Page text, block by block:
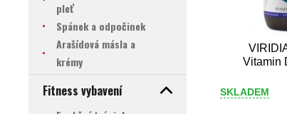
pleť
Spánek a odpočinek
Arašídová másla a
krémy
Fitness vybavení
Vitamin
SKLADEM